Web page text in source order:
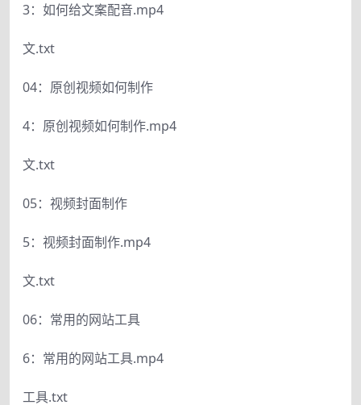
3：如何给文案配音.mp4
文.txt
04：原创视频如何制作
4：原创视频如何制作.mp4
文.txt
05：视频封面制作
5：视频封面制作.mp4
文.txt
06：常用的网站工具
6：常用的网站工具.mp4
工具.txt